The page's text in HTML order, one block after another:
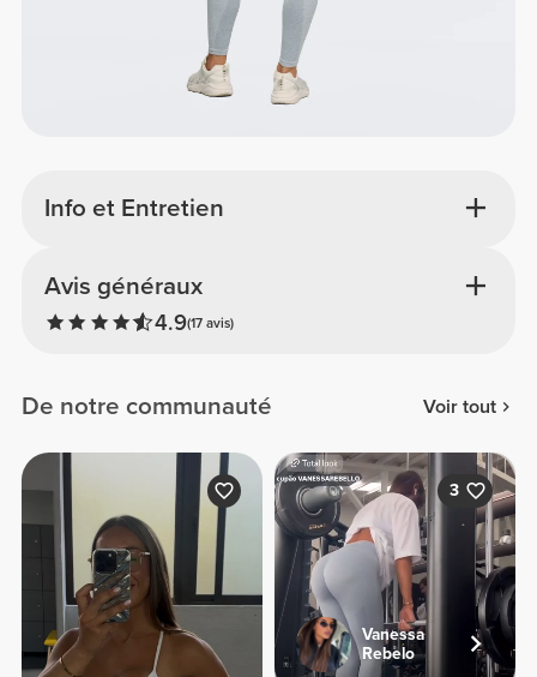
Info et Entretien
Avis généraux
4.9(17 avis)
De notre communauté Voir tout
3
Vanessa
Rebelo